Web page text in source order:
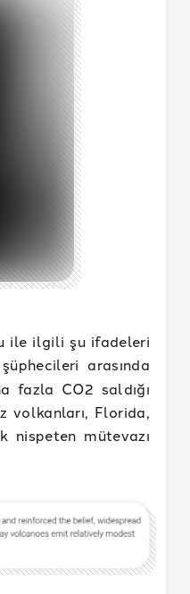
ile ilgili şu ifadeleri
arasında
fazla CO2 saldığı
volkanları, Florida,
nispeten mütevazı